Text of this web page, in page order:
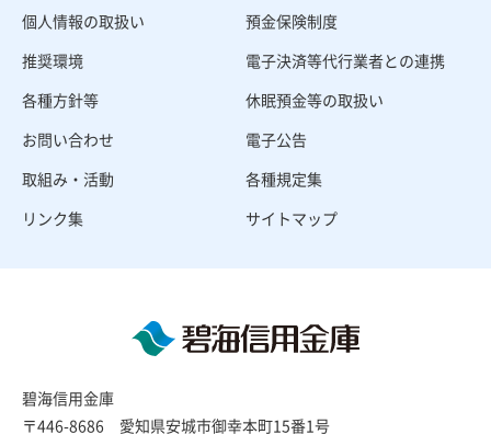
個人情報の取扱い
預金保険制度
推奨環境
電子決済等代行業者との連携
各種方針等
休眠預金等の取扱い
お問い合わせ
電子公告
取組み・活動
各種規定集
リンク集
サイトマップ
碧海信用金庫
〒446-8686 愛知県安城市御幸本町15番1号